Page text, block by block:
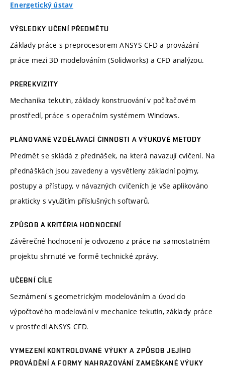
Energetický ústav
VÝSLEDKY UČENÍ PŘEDMĚTU
Základy práce s preprocesorem ANSYS CFD a provázání
práce mezi 3D modelováním (Solidworks) a CFD analýzou.
PREREKVIZITY
Mechanika tekutin, základy konstruování v počítačovém
prostředí, práce s operačním systémem Windows.
PLÁNOVANÉ VZDĚLÁVACÍ ČINNOSTI A VÝUKOVÉ METODY
Předmět se skládá z přednášek, na která navazují cvičení. Na
přednáškách jsou zavedeny a vysvětleny základní pojmy,
postupy a přístupy, v návazných cvičeních je vše aplikováno
prakticky s využitím příslušných softwarů.
ZPŮSOB A KRITÉRIA HODNOCENÍ
Závěrečné hodnocení je odvozeno z práce na samostatném
projektu shrnuté ve formě technické zprávy.
UČEBNÍ CÍLE
Seznámení s geometrickým modelováním a úvod do
výpočtového modelování v mechanice tekutin, základy práce
v prostředí ANSYS CFD.
VYMEZENÍ KONTROLOVANÉ VÝUKY A ZPŮSOB JEJÍHO
PROVÁDĚNÍ A FORMY NAHRAZOVÁNÍ ZAMEŠKANÉ VÝUKY